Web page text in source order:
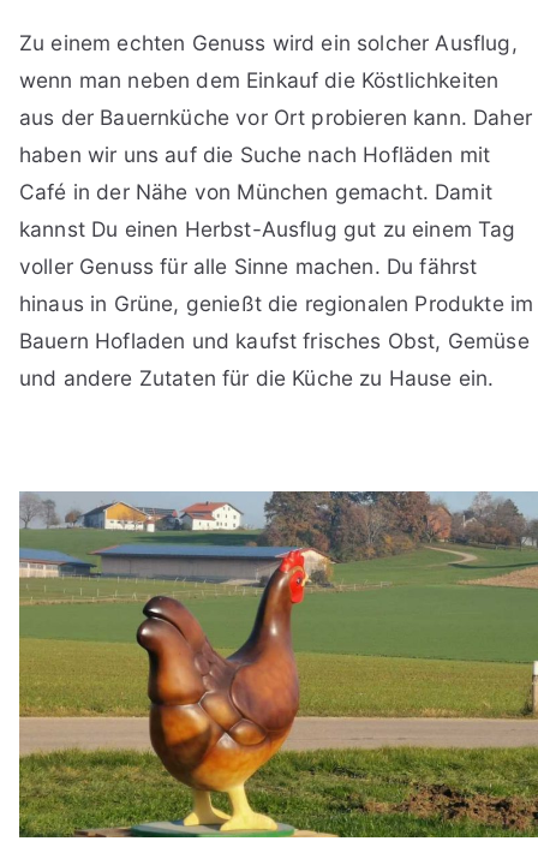
Zu einem echten Genuss wird ein solcher Ausflug,
wenn man neben dem Einkauf die Köstlichkeiten
aus der Bauernküche vor Ort probieren kann. Daher
haben wir uns auf die Suche nach Hofläden mit
Café in der Nähe von München gemacht. Damit
kannst Du einen Herbst-Ausflug gut zu einem Tag
voller Genuss für alle Sinne machen. Du fährst
hinaus in Grüne, genießt die regionalen Produkte im
Bauern Hofladen und kaufst frisches Obst, Gemüse
und andere Zutaten für die Küche zu Hause ein.